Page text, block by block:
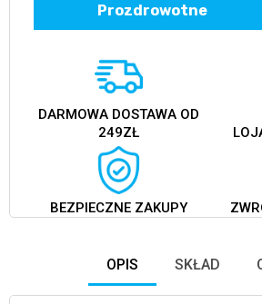
Prozdrowotne
DARMOWA DOSTAWA OD
249ZŁ
BEZPIECZNE ZAKUPY
OPIS SKŁAD